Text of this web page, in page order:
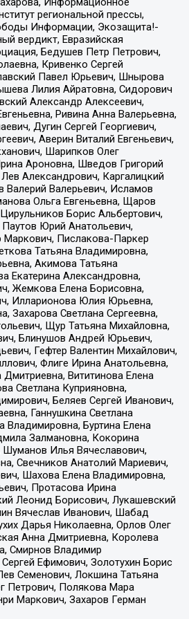
региональной прессы,
Информации, Экозащита!-
вердикт, Евразийская
Бедушев Петр Петрович,
Кривенко Сергей
Павел Юрьевич, Шнырова
Лилия Айратовна, Сидорович
Александр Алексеевич,
Ривина Анна Валерьевна,
Дугин Сергей Георгиевич,
Аверин Виталий Евгеньевич,
Шарипков Олег
Ароновна, Шведов Григорий
Александрович, Каргалицкий
Валерий Валерьевич, Исламов
Ольга Евгеньевна, Щаров
Борис Альбертович,
Юрий Анатольевич,
Маркович, Пислакова-Паркер
Татьяна Владимировна,
Акимова Татьяна
Екатерина Александровна,
Жемкова Елена Борисовна,
Илларионова Юлия Юрьевна,
Захарова Светлана Сергеевна,
Щур Татьяна Михайловна,
Блинушов Андрей Юрьевич,
Гефтер Валентин Михайлович,
Флиге Ирина Анатольевна,
Вититинова Елена
Светлана Куприяновна,
Беляев Сергей Иванович,
Ганнушкина Светлана
Владимировна, Буртина Елена
Залмановна, Кокорина
Шуманов Илья Вячеславович,
Свечников Анатолий Мариевич,
Шахова Елена Владимировна,
Протасова Ирина
Леонид Борисович, Лукашевский
Вячеслав Иванович, Шабад
Дарья Николаевна, Орлов Олег
Анна Дмитриевна, Королева
Смирнов Владимир
Ефимович, Золотухин Борис
Семенович, Локшина Татьяна
Петрович, Полякова Мара
Маркович, Захаров Герман